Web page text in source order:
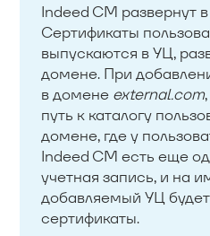
Indeed CM развернут
Сертификаты
выпускаются в УЦ,
домене. При
в домене external.com
путь к каталогу
домене, где у
Indeed CM есть еще
учетная запись, и на
добавляемый УЦ
сертификаты.